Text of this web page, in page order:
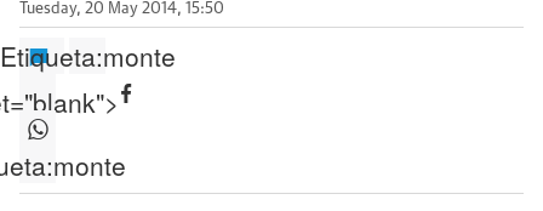
Tuesday, 20 May 2014, 15:50
Etiqueta:monte
monte